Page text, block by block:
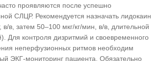
проявляются после успешно
СЛЦР. Рекомендуется назначать лидокаин
в/в, затем 50–100 мкг/кг/мин, в/в, длительной
Для контроля дизритмий и своевременного
неперфузионных ритмов необходим
ЭКГ-мониторинг пациента. Обязательно